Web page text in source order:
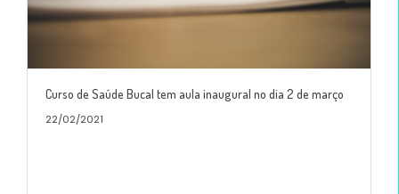
Curso de Saúde Bucal tem aula inaugural no dia 2 de março
22/02/2021